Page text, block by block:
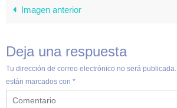
Imagen anterior
Deja una respuesta
Tu dirección de correo electrónico no será publicada.
están marcados con *